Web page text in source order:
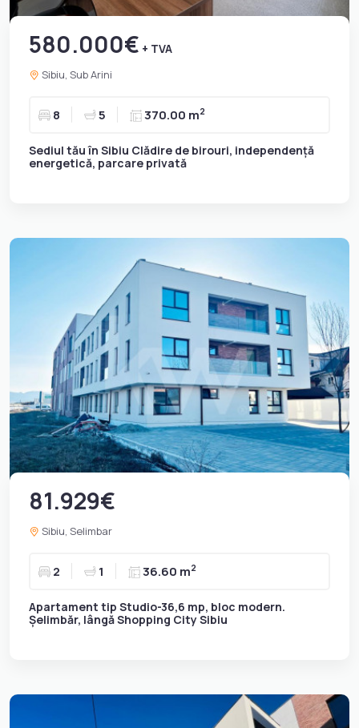
580.000€ + TVA
Sibiu, Sub Arini
8 5 370.00 m2
Sediul tău în Sibiu Clădire de birouri, independență
energetică, parcare privată
81.929€
Sibiu, Selimbar
2 1 36.60 m2
Apartament tip Studio-36,6 mp, bloc modern.
Șelimbăr, lângă Shopping City Sibiu